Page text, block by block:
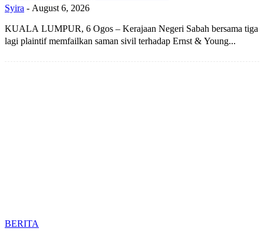
Syira - August 6, 2026
KUALA LUMPUR, 6 Ogos – Kerajaan Negeri Sabah bersama tiga
lagi plaintif memfailkan saman sivil terhadap Ernst & Young...
BERITA